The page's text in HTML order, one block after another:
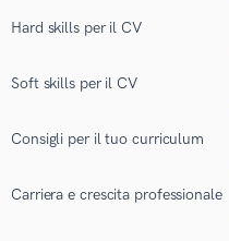
Hard skills per il CV
Soft skills per il CV
Consigli per il tuo curriculum
Carriera e crescita professionale